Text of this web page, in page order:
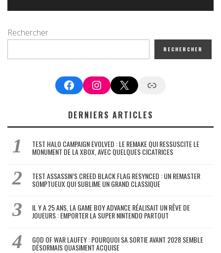
Rechercher
RECHERCHER
FacebookInstagram
X Google News
DERNIERS ARTICLES
TEST HALO CAMPAIGN EVOLVED : LE REMAKE QUI RESSUSCITE LE
MONUMENT DE LA XBOX, AVEC QUELQUES CICATRICES
TEST ASSASSIN’S CREED BLACK FLAG RESYNCED : UN REMASTER
SOMPTUEUX QUI SUBLIME UN GRAND CLASSIQUE
IL Y A 25 ANS, LA GAME BOY ADVANCE RÉALISAIT UN RÊVE DE
JOUEURS : EMPORTER LA SUPER NINTENDO PARTOUT
GOD OF WAR LAUFEY : POURQUOI SA SORTIE AVANT 2028 SEMBLE
DÉSORMAIS QUASIMENT ACQUISE